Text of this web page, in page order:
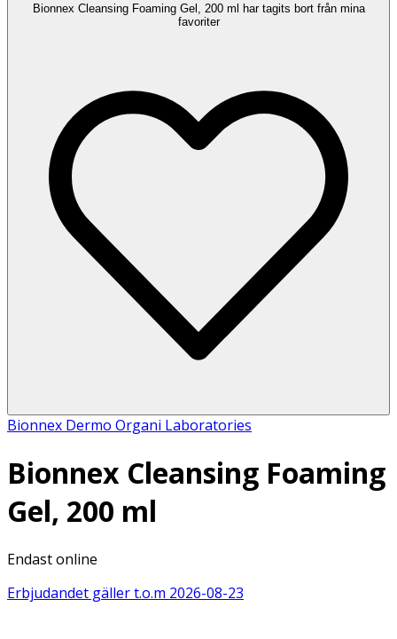
Bionnex Cleansing Foaming Gel, 200 ml har tagits bort från mina
favoriter
Bionnex Dermo Organi Laboratories
Bionnex Cleansing Foaming
Gel, 200 ml
Endast online
Erbjudandet gäller t.o.m 2026-08-23